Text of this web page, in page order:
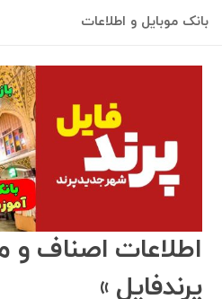
بانک موبایل و اطلاعات
اطلاعات اصناف و
پرندفایل »